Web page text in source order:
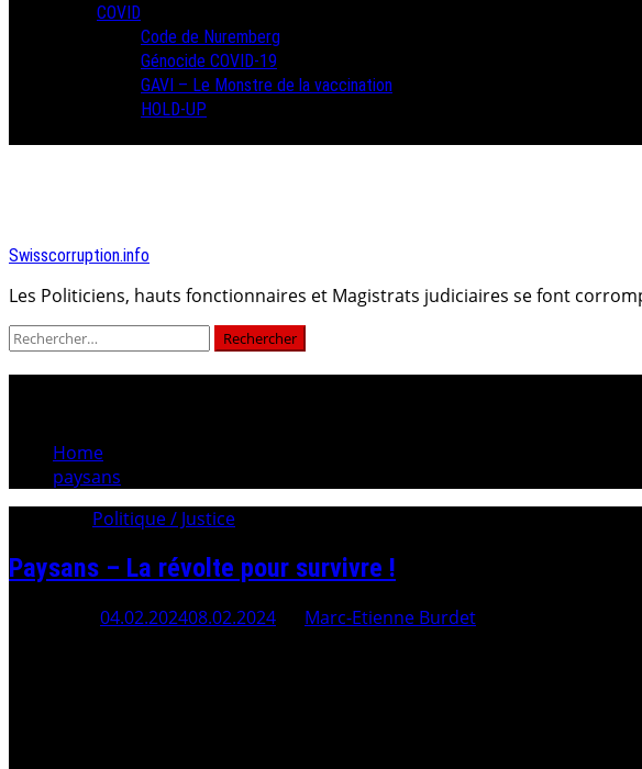
COVID
Code de Nuremberg
Génocide COVID-19
GAVI – Le Monstre de la vaccination
HOLD-UP
Swisscorruption.info
Les Politiciens, hauts fonctionnaires et Magistrats judiciaires se font
Rechercher :
Home
paysans
Politique / Justice
Paysans – La révolte pour survivre !
04.02.202408.02.2024 Marc-Etienne Burdet